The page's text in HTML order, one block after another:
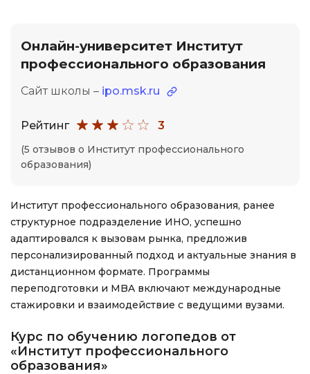
Онлайн-университет Институт
профессионального образования
Сайт школы – ipo.msk.ru
Рейтинг 3
(5 отзывов о Институт профессионального
образования)
Институт профессионального образования, ранее
структурное подразделение ИНО, успешно
адаптировался к вызовам рынка, предложив
персонализированный подход и актуальные знания в
дистанционном формате. Программы
переподготовки и MBA включают международные
стажировки и взаимодействие с ведущими вузами.
Курс по обучению логопедов от
«Институт профессионального
образования»